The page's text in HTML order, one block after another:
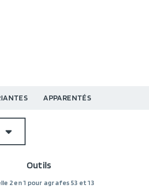
APPARENTÉS
Outils
2 en 1 pour agrafes 53 et 13